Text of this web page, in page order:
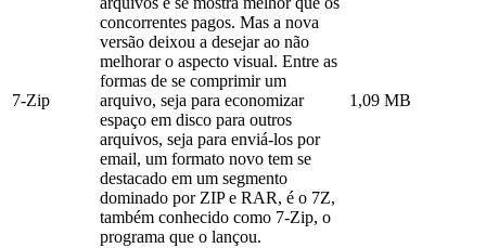
7-Zip
concorrentes pagos. Mas a nova
versão deixou a desejar ao não
melhorar o aspecto visual. Entre as
formas de se comprimir um
arquivo, seja para economizar
espaço em disco para outros
arquivos, seja para enviá-los por
email, um formato novo tem se
destacado em um segmento
dominado por ZIP e RAR, é o 7Z,
também conhecido como 7-Zip, o
programa que o lançou.
1,09 MB